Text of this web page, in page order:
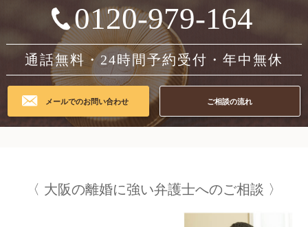
0120-979-164
通話無料・24時間予約受付・年中無休
メールでのお問い合わせ ご相談の流れ
大阪の離婚に強い弁護士へのご相談